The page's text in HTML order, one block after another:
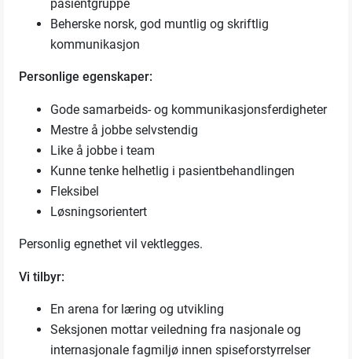
pasientgruppe
Beherske norsk, god muntlig og skriftlig
kommunikasjon
Personlige egenskaper:
Gode samarbeids- og kommunikasjonsferdigheter
Mestre å jobbe selvstendig
Like å jobbe i team
Kunne tenke helhetlig i pasientbehandlingen
Fleksibel
Løsningsorientert
Personlig egnethet vil vektlegges.
Vi tilbyr:
En arena for læring og utvikling
Seksjonen mottar veiledning fra nasjonale og
internasjonale fagmiljø innen spiseforstyrrelser